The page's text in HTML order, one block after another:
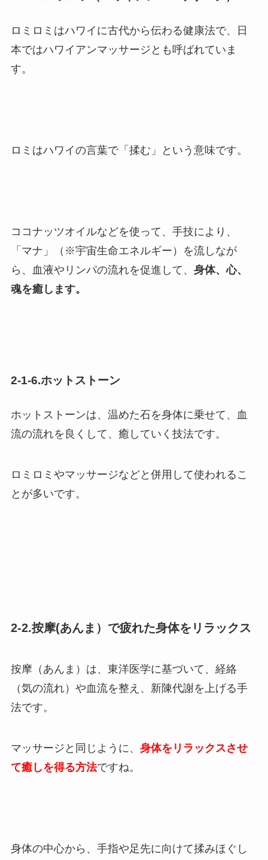
ロミロミはハワイに古代から伝わる健康法で、日
本ではハワイアンマッサージとも呼ばれていま
す。
ロミはハワイの言葉で「揉む」という意味です。
ココナッツオイルなどを使って、手技により、
「マナ」（※宇宙生命エネルギー）を流しなが
ら、血液やリンパの流れを促進して、 身体、心、
魂を癒します。
2-1-6.ホットストーン
ホットストーンは、温めた石を身体に乗せて、血
流の流れを良くして、癒していく技法です。
ロミロミやマッサージなどと併用して使われるこ
とが多いです。
2-2.按摩(あんま）で疲れた身体をリラックス
按摩（あんま）は、東洋医学に基づいて、経絡
（気の流れ）や血流を整え、新陳代謝を上げる手
法です。
マッサージと同じように、 身体をリラックスさせ
て癒しを得る方法ですね。
身体の中心から、手指や足先に向けて揉みほぐし